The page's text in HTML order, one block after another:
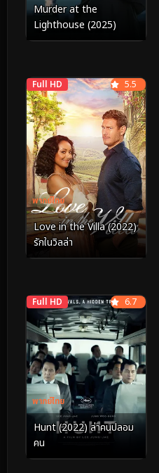
Murder at the
Lighthouse (2025)
Full HD
พากย์ไทย
5.5
Love in the Villa (2022)
รักในวิลล่า
Full HD
พากย์ไทย
6.7
Hunt (2022) ล่าคนปลอม
คน